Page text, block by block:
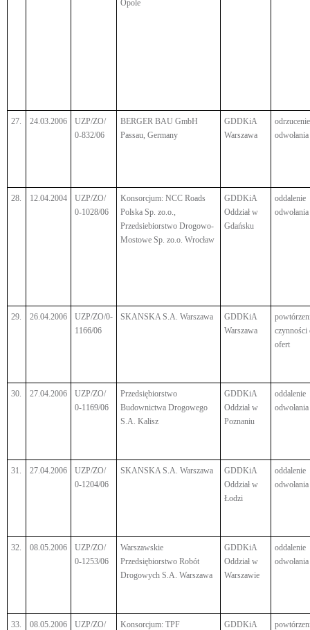
Opole
27. 24.03.2006
UZP/ZO/
0-832/06
BERGER BAU GmbH
Passau, Germany
GDDKiA
Warszawa
odrzucenie
odwołania
28. 12.04.2004
UZP/ZO/
0-1028/06
Konsorcjum: NCC Roads
Polska Sp. zo.o.,
Przedsiebiorstwo Drogowo-
Mostowe Sp. zo.o. Wrocław
GDDKiA
Oddział w
Gdańsku
oddalenie
odwołania
29. 26.04.2006
UZP/ZO/0-
1166/06
SKANSKA S.A. Warszawa
GDDKiA
Warszawa
czynności
ofert
30. 27.04.2006
UZP/ZO/
0-1169/06
Przedsiębiorstwo
Budownictwa Drogowego
S.A. Kalisz
GDDKiA
Oddział w
Poznaniu
oddalenie
odwołania
31. 27.04.2006
UZP/ZO/
0-1204/06
SKANSKA S.A. Warszawa
GDDKiA
Oddział w
Łodzi
oddalenie
odwołania
32. 08.05.2006
UZP/ZO/
0-1253/06
Warszawskie
Przedsiębiorstwo Robót
Drogowych S.A. Warszawa
GDDKiA
Oddział w
Warszawie
oddalenie
odwołania
33. 08.05.2006
UZP/ZO/
Konsorcjum: TPF
GDDKiA